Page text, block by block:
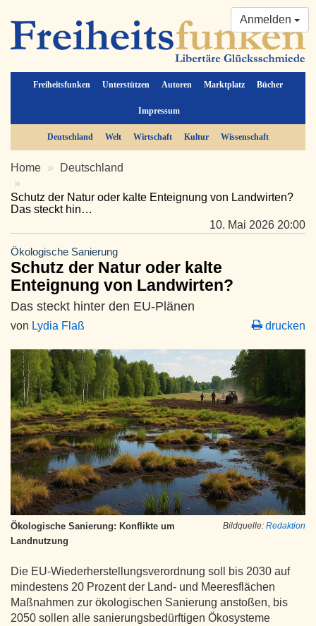
Freiheitsfunken Unterstützen Autoren Marktplatz Bücher
Impressum
Anmelden
Deutschland Welt Wirtschaft Kultur Wissenschaft
Home Deutschland
Schutz der Natur oder kalte Enteignung von Landwirten?
Das steckt hin…
10. Mai 2026 20:00
Ökologische Sanierung
Schutz der Natur oder kalte
Enteignung von Landwirten?
Das steckt hinter den EU-Plänen
von Lydia Flaß drucken
Bildquelle: Redaktion
Ökologische Sanierung: Konflikte um
Landnutzung
Die EU-Wiederherstellungsverordnung soll bis 2030 auf
mindestens 20 Prozent der Land- und Meeresflächen
Maßnahmen zur ökologischen Sanierung anstoßen, bis
2050 sollen alle sanierungsbedürftigen Ökosysteme